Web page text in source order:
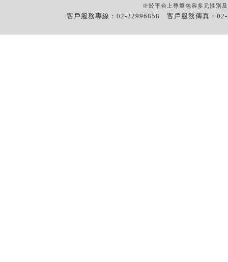
※於平台上尊重包容多元性別
客戶服務專線：02-22996858 客戶服務傳真：